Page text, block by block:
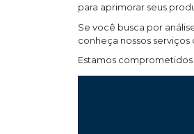
para aprimorar seus
Se você busca por
conheça nossos serviços
Estamos